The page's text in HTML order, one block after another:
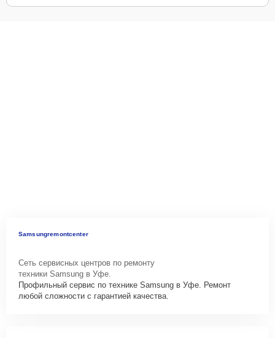
Samsungremontcenter
Сеть сервисных центров по ремонту
техники Samsung в Уфе.
Профильный сервис по технике Samsung в Уфе. Ремонт
любой сложности с гарантией качества.